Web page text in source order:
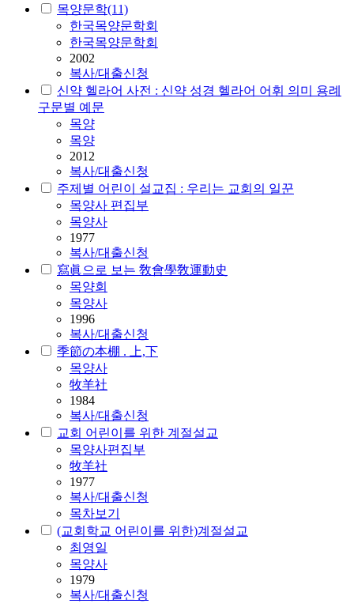
목양문학(11)
한국목양문학회
한국목양문학회
2002
복사/대출신청
신약 헬라어 사전 : 신약 성경 헬라어 어휘 의미 용례
구문별 예문
목양
목양
2012
복사/대출신청
주제별 어린이 설교집 : 우리는 교회의 일꾼
목양사 편집부
목양사
1977
복사/대출신청
寫眞으로 보는 敎會學敎運動史
목양회
목양사
1996
복사/대출신청
季節の本棚 . 上,下
목양사
牧羊社
1984
복사/대출신청
교회 어린이를 위한 계절설교
목양사편집부
牧羊社
1977
복사/대출신청
목차보기
(교회학교 어린이를 위한)계절설교
최영일
목양사
1979
복사/대출신청